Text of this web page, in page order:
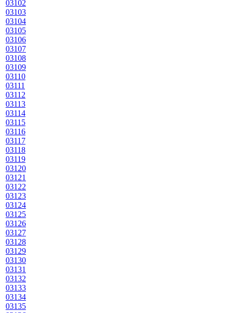
03102
03103
03104
03105
03106
03107
03108
03109
03110
03111
03112
03113
03114
03115
03116
03117
03118
03119
03120
03121
03122
03123
03124
03125
03126
03127
03128
03129
03130
03131
03132
03133
03134
03135